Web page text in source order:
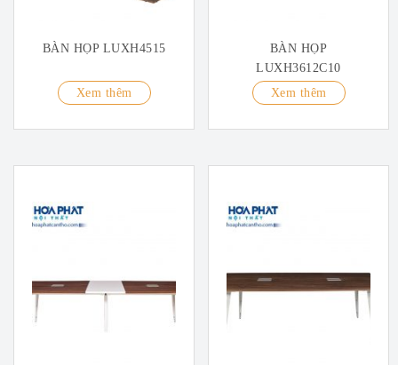
BÀN HỌP LUXH4515
Xem thêm
BÀN HỌP
LUXH3612C10
Xem thêm